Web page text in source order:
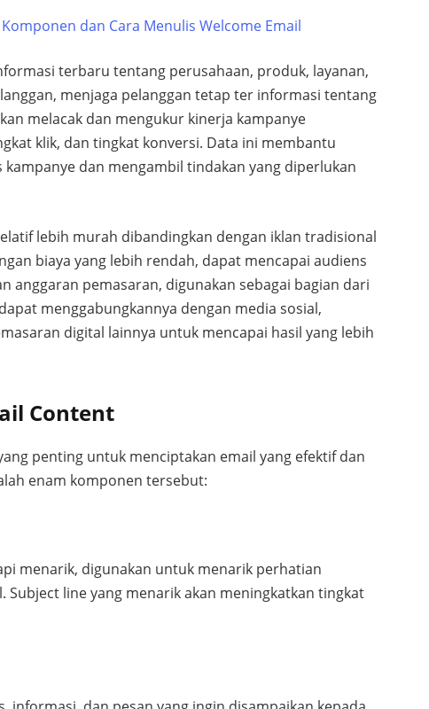
dan Cara Menulis Welcome Email
terbaru tentang perusahaan, produk, layanan,
menjaga pelanggan tetap ter informasi tentang
melacak dan mengukur kinerja kampanye
klik, dan tingkat konversi. Data ini membantu
dan mengambil tindakan yang diperlukan
lebih murah dibandingkan dengan iklan tradisional
biaya yang lebih rendah, dapat mencapai audiens
anggaran pemasaran, digunakan sebagai bagian dari
menggabungkannya dengan media sosial,
digital lainnya untuk mencapai hasil yang lebih
Content
penting untuk menciptakan email yang efektif dan
enam komponen tersebut:
menarik, digunakan untuk menarik perhatian
Subject line yang menarik akan meningkatkan tingkat